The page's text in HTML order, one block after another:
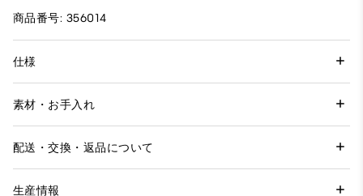
商品番号: 356014
仕様
素材・お手入れ
配送・交換・返品について
生産情報